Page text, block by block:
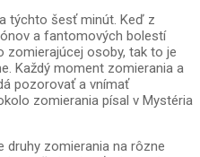
týchto šesť minút. Keď z
a fantomových bolestí
zomierajúcej osoby, tak to je
Každý moment zomierania a
pozorovať a vnímať
zomierania písal v Mystéria
druhy zomierania na rôzne